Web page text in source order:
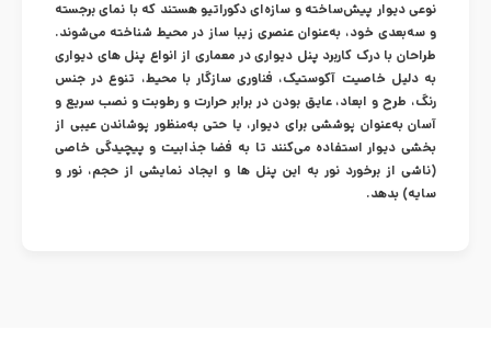
نوعی دیوار پیش‌ساخته و سازه‌ای دکوراتیو هستند که با نمای برجسته
و سه‌بعدی خود، به‌عنوان عنصری زیبا ساز در محیط شناخته می‌شوند.
طراحان با درک کاربرد پنل دیواری در معماری از انواع پنل های دیواری
به دلیل خاصیت آکوستیک، فناوری سازگار با محیط، تنوع در جنس
رنگ، طرح و ابعاد، عایق بودن در برابر حرارت و رطوبت و نصب سریع و
آسان به‌عنوان پوششی برای دیوار، یا حتی به‌منظور پوشاندن عیبی از
بخشی دیوار استفاده می‌کنند تا به فضا جذابیت و پیچیدگی خاصی
(ناشی از برخورد نور به این پنل ها و ایجاد نمایشی از حجم، نور و
سایه) بدهد.